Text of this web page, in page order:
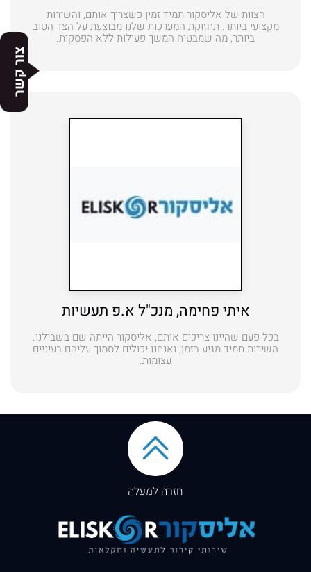
צור קשר
הצוות של אליסקור תמיד זמין כשצריך אותם, והשירות
מקצועי ביותר. תחזוקת המערכות שלנו מבוצעת על הצד הטוב
ביותר, מה שמבטיח המשך פעילות ללא הפסקות.
איתי פחימה, מנכ"ל א.פ תעשיות
בכל פעם שהיינו צריכים אותם, אליסקור הייתה שם בשבילנו.
השירות תמיד מגיע בזמן, ואנחנו יכולים לסמוך עליהם בעיניים
עצומות.
חזרה למעלה